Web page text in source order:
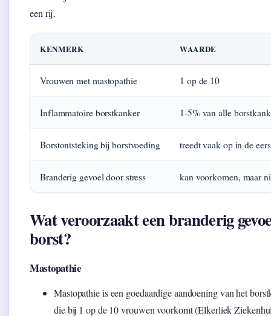
een rij.
KENMERK WAARDE
Vrouwen met mastopathie 1 op de 10
Inflammatoire borstkanker 1‑5% van alle
Borstontsteking bij borstvoeding treedt vaak op in de
Branderig gevoel door stress kan voorkomen, maar
Wat veroorzaakt een branderig
borst?
Mastopathie
Mastopathie is een goedaardige aandoening van het
die bij 1 op de 10 vrouwen voorkomt (Elkerliek